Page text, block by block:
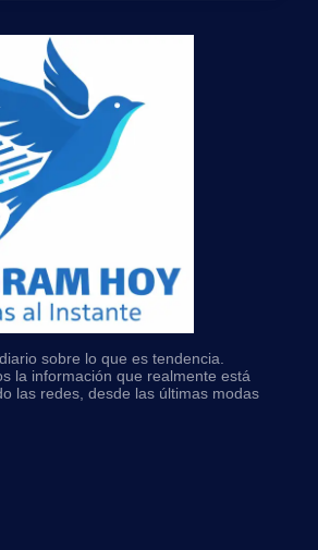
sobre lo que es tendencia.
la información que realmente está
las redes, desde las últimas modas